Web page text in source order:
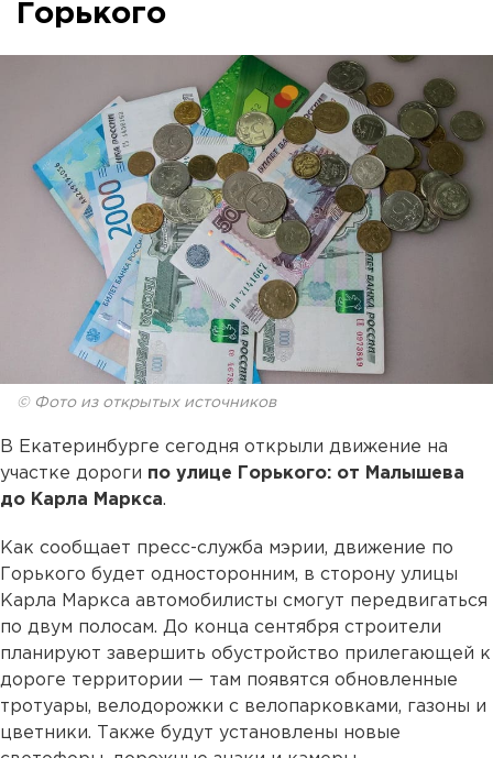
Горького
© Фото из открытых источников
В Екатеринбурге сегодня открыли движение на
участке дороги по улице Горького: от Малышева
до Карла Маркса.
Как сообщает пресс-служба мэрии, движение по
Горького будет односторонним, в сторону улицы
Карла Маркса автомобилисты смогут передвигаться
по двум полосам. До конца сентября строители
планируют завершить обустройство прилегающей к
дороге территории — там появятся обновленные
тротуары, велодорожки с велопарковками, газоны и
цветники. Также будут установлены новые